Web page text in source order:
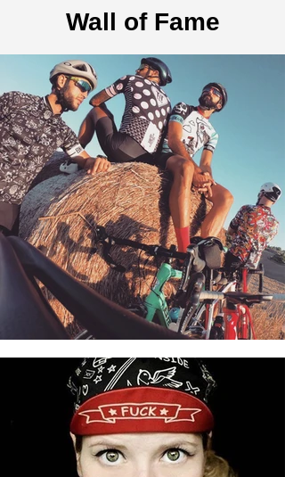
Wall of Fame